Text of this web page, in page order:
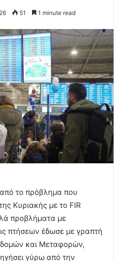
51 1 minute read
το πρόβλημα που
Κυριακής με το FIR
προβλήματα με
πτήσεων έδωσε με γραπτή
και Μεταφορών,
γύρω από την